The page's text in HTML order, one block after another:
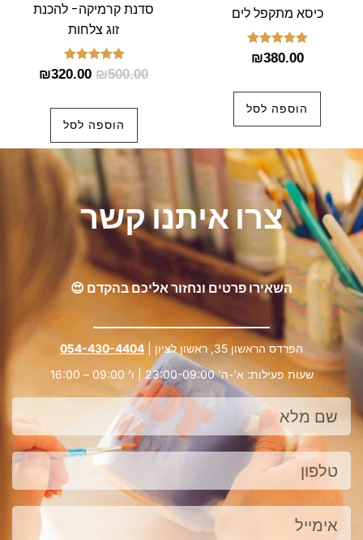
כיסא מתקפל לים
דורג
5.00
₪380.00
הוספה לסל
סדנת קרמיקה- להכנת
זוג צלחות
דורג
5.00
₪500.00
₪320.00
הוספה לסל
צרו איתנו קשר
השאירו פרטים ונחזור אליכם בהקדם 😍
הפרדס הראשון 35, ראשון לציון |
054-430-4404
שעות פעילות: א’-ה’ 23:00-09:00 | ו’ 09:00 – 16:00
שם
מלא
טלפון
אימייל